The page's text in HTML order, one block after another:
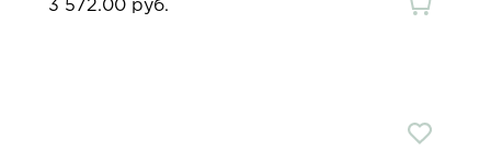
3 572.00 руб.